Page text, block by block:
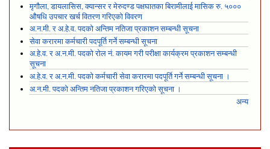
मृगौला, डायलासिस, क्यान्सर र मेरुदण्ड पक्षघातका बिरामीलाई मासिक रु. ५०००
औषधि उपचार खर्च वितरण गरिएको विवरण
अ.न.मी. र अ.हे.व. पदको अन्तिम नतिजा प्रकाशन सम्बन्धी सूचना
सेवा करारमा कर्मचारी पदपूर्ति गर्ने सम्बन्धी सूचना
अ.हे.व. र अ.न.मी. पदको रोल नं. कायम गरी परीक्षा कार्यक्रम प्रकाशन सम्बन्धी
सूचना
अ.हे.व. र अ.न.मी. पदको कर्मचारी सेवा करारमा पदपूर्ति गर्ने सम्बन्धी सूचना ।
अ.न.मी. पदको अन्तिम नतिजा प्रकाशन गरिएको सूचना ।
अन्य